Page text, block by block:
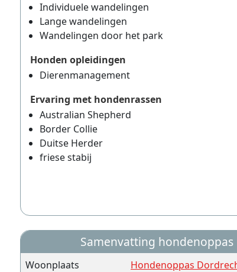
Individuele wandelingen
Lange wandelingen
Wandelingen door het park
Honden opleidingen
Dierenmanagement
Ervaring met hondenrassen
Australian Shepherd
Border Collie
Duitse Herder
friese stabij
Samenvatting hondenoppas
Woonplaats Hondenoppas